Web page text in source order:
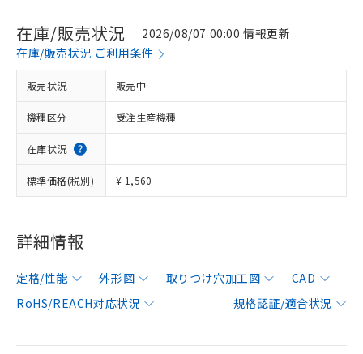
在庫/販売状況
2026/08/07 00:00 情報更新
在庫/販売状況 ご利用条件
販売状況 販売中
機種区分 受注生産機種
在庫状況
標準価格(税別) ¥ 1,560
詳細情報
定格/性能 外形図 取りつけ穴加工図
CAD
RoHS/REACH対応状況
規格認証/適合状況